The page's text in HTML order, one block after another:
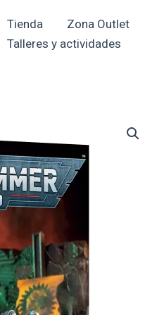
Tienda Zona Outlet
Talleres y actividades